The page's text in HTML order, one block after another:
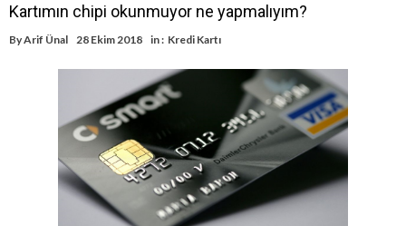
Kartımın chipi okunmuyor ne yapmalıyım?
ByArif Ünal 28 Ekim 2018 in : Kredi Kartı